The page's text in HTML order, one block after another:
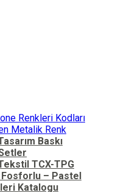
Renkleri Kodları
Metalik Renk
Baskı
TCX-TPG
– Pastel
Katalogu